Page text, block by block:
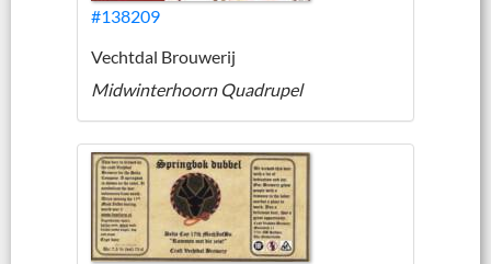
#138209
Vechtdal Brouwerij
Midwinterhoorn Quadrupel